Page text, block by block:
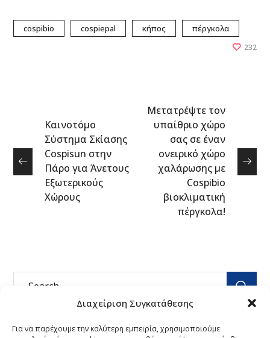
Διαχείριση Συγκατάθεσης
Για να παρέχουμε την καλύτερη εμπειρία, χρησιμοποιούμε
cospibio cospiepal κήπος πέργκολα
232
Καινοτόμο
Σύστημα Σκίασης
Cospisun στην
Πάρο για Άνετους
Εξωτερικούς
Χώρους
Μετατρέψτε τον
υπαίθριο χώρο
σας σε έναν
ονειρικό χώρο
χαλάρωσης με
Cospibio
βιοκλιματική
πέργκολα!